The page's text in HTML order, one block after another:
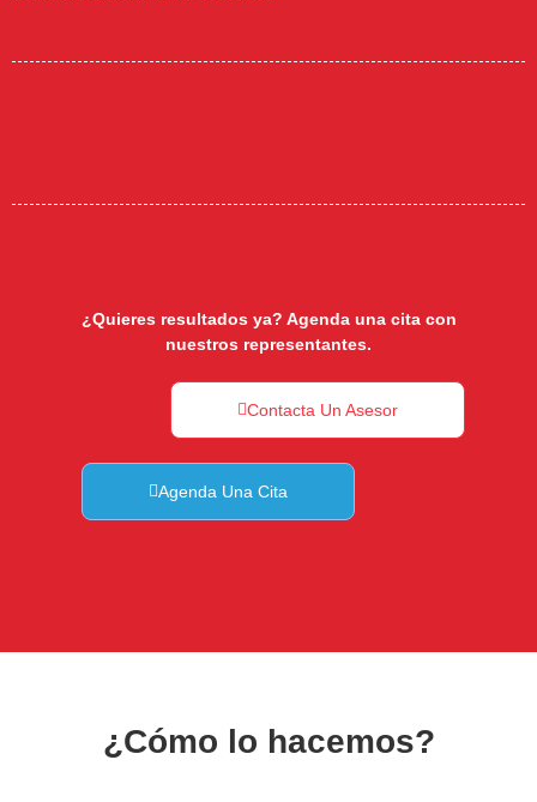
¿Quieres resultados ya? Agenda una cita con
nuestros representantes.
Contacta Un Asesor
Agenda Una Cita
¿Cómo lo hacemos?